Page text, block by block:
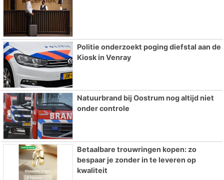
Politie onderzoekt poging diefstal aan de
Kiosk in Venray
Natuurbrand bij Oostrum nog altijd niet
onder controle
Betaalbare trouwringen kopen: zo
bespaar je zonder in te leveren op
kwaliteit